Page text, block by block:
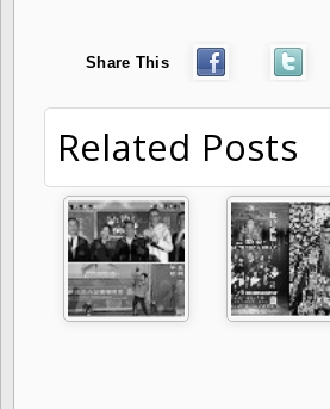
Share This
Related Posts